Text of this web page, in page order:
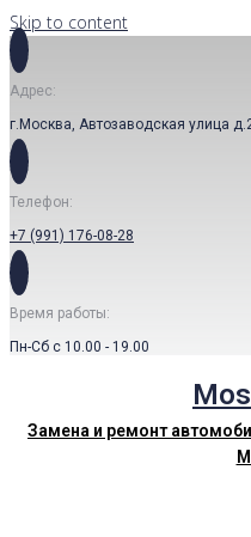
Skip to content
Адрес:
г.Москва, Автозаводская улица
Телефон:
+7 (991) 176-08-28
Время работы:
Пн-Сб с 10.00 - 19.00
Замена и ремонт